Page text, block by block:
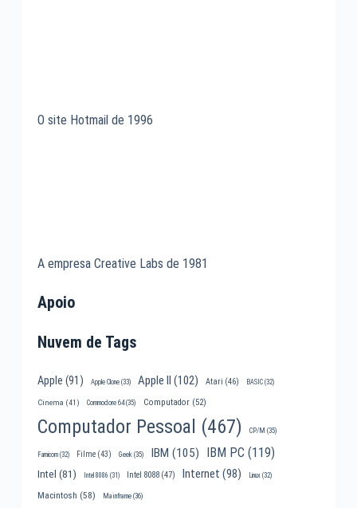
O site Hotmail de 1996
A empresa Creative Labs de 1981
Apoio
Nuvem de Tags
Apple (91) Apple Clone(33) Apple II (102) Atari (46) BASIC(32)
Cinema (41) Commodore 64(35) Computador(52)
Computador Pessoal (467) CP/M (35)
Famicom(32) Filme(43) Geek(35) IBM (105) IBM PC (119)
Intel (81) Intel 8086 (31) Intel 8088(47) Internet (98) Linux(32)
Macintosh (58) Mainframe(36)